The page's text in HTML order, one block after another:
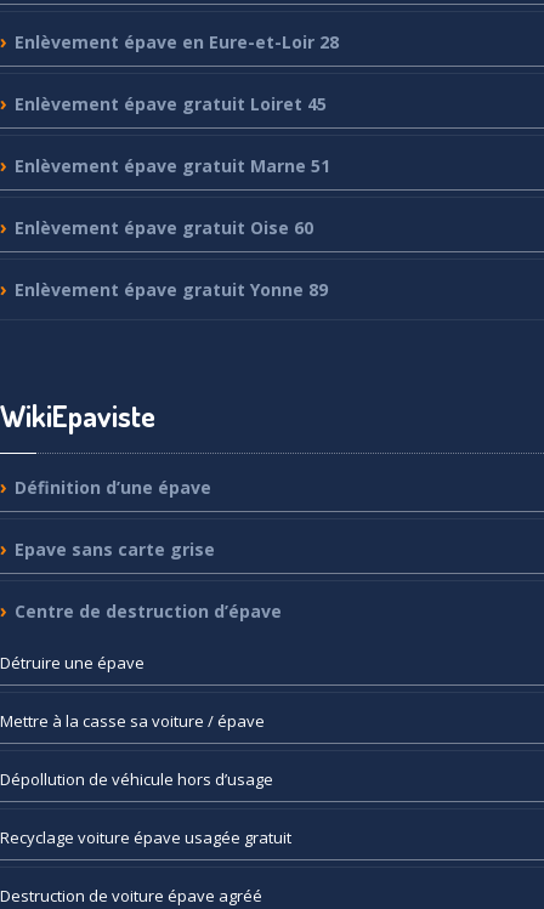
Enlèvement épave en Eure-et-Loir 28
Enlèvement épave gratuit Loiret 45
Enlèvement épave gratuit Marne 51
Enlèvement épave gratuit Oise 60
Enlèvement épave gratuit Yonne 89
WikiEpaviste
Définition d’une épave
Epave sans carte grise
Centre de destruction d’épave
Détruire une épave
Mettre à la casse sa voiture / épave
Dépollution de véhicule hors d’usage
Recyclage voiture épave usagée gratuit
Destruction de voiture épave agréé